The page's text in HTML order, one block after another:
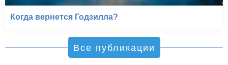
Когда вернется Годзилла?
Все публикации